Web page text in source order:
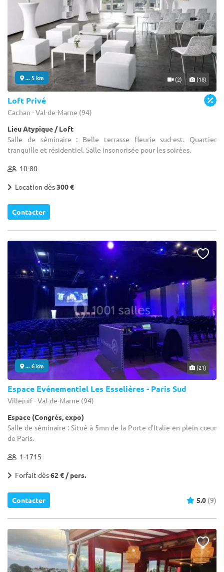
... 5 km (2) (18)
Loft Privé
Cachan - Val-de-Marne (94)
Lieu Atypique / Loft
Salle de séminaire : Belle terrasse fleurie sud-est. Quartier
tranquille et résidentiel. Salle insonorisée pour les soirées.
10-80
Location dès300 €
Contacter
... 6 km (21)
Espace Evénementiel Les Esselières - Paris Sud
Villejuif - Val-de-Marne (94)
Espace (Congrès, expo)
Salle de séminaire : Situé à 5mn de la Porte d'Italie en plein cœur
de Paris.
1-1715
Forfait dès62 € / pers.
Contacter 5.0 (9)